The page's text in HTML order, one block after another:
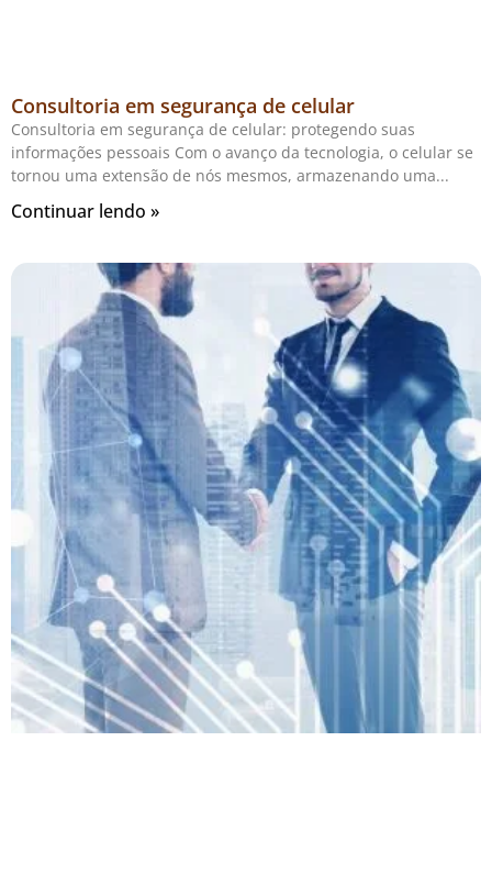
Consultoria em segurança de celular
Consultoria em segurança de celular: protegendo suas
informações pessoais Com o avanço da tecnologia, o celular se
tornou uma extensão de nós mesmos, armazenando uma
Continuar lendo »